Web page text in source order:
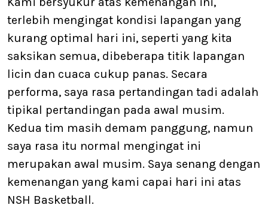
terlebih mengingat kondisi lapangan yang
kurang optimal hari ini, seperti yang kita
saksikan semua, dibeberapa titik lapangan
licin dan cuaca cukup panas. Secara
performa, saya rasa pertandingan tadi adalah
tipikal pertandingan pada awal musim.
Kedua tim masih demam panggung, namun
saya rasa itu normal mengingat ini
merupakan awal musim. Saya senang dengan
kemenangan yang kami capai hari ini atas
NSH Basketball.